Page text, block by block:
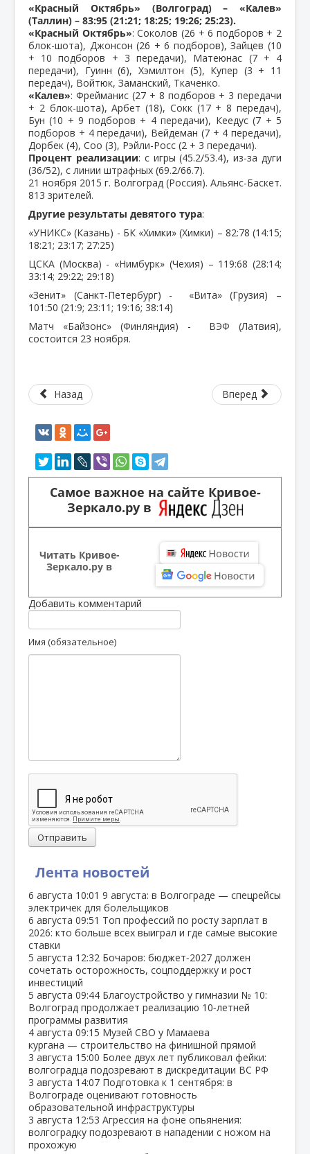
Лента новостей
6 августа 10:01 9 августа: в Волгограде — спецрейсы
электричек для болельщиков
6 августа 09:51 Топ профессий по росту зарплат в
2026: кто больше всех выиграл и где самые высокие
ставки
5 августа 12:32 Бочаров: бюджет‑2027 должен
сочетать осторожность, соцподдержку и рост
инвестиций
5 августа 09:44 Благоустройство у гимназии № 10:
Волгоград продолжает реализацию 10‑летней
программы развития
4 августа 09:15 Музей СВО у Мамаева
кургана — строительство на финишной прямой
3 августа 15:00 Более двух лет публиковал фейки:
волгоградца подозревают в дискредитации ВС РФ
3 августа 14:07 Подготовка к 1 сентября: в
Волгограде оценивают готовность
образовательной инфраструктуры
3 августа 12:53 Агрессия на фоне опьянения:
волгоградку подозревают в нападении с ножом на
прохожую
«Красный Октябрь» (Волгоград) – «Калев»
(Таллин) – 83:95 (21:21; 18:25; 19:26; 25:23).
«Красный Октябрь»: Соколов (26 + 6 подборов + 2
блок-шота), Джонсон (26 + 6 подборов), Зайцев (10
+ 10 подборов + 3 передачи), Матеюнас (7 + 4
передачи), Гуинн (6), Хэмилтон (5), Купер (3 + 11
передач), Войтюк, Заманский, Ткаченко.
«Калев»: Фрейманис (27 + 8 подборов + 3 передачи
+ 2 блок-шота), Арбет (18), Сокк (17 + 8 передач),
Бун (10 + 9 подборов + 4 передачи), Кеедус (7 + 5
подборов + 4 передачи), Вейдеман (7 + 4 передачи),
Дорбек (4), Соо (3), Рэйли-Росс (2 + 3 передачи).
Процент реализации: с игры (45.2/53.4), из-за дуги
(36/52), с линии штрафных (69.2/66.7).
21 ноября 2015 г. Волгоград (Россия). Альянс-Баскет.
813 зрителей.
Другие результаты девятого тура:
«УНИКС» (Казань) - БК «Химки» (Химки) – 82:78 (14:15;
18:21; 23:17; 27:25)
ЦСКА (Москва) - «Нимбурк» (Чехия) – 119:68 (28:14;
33:14; 29:22; 29:18)
«Зенит» (Санкт-Петербург) - «Вита» (Грузия) –
101:50 (21:9; 23:11; 19:16; 38:14)
Матч «Байзонс» (Финляндия) - ВЭФ (Латвия),
состоится 23 ноября.
Назад Вперед
Самое важное на сайте Кривое-
Зеркало.ру в
Читать Кривое-
Зеркало.ру в
Добавить комментарий
Имя (обязательное)
Отправить